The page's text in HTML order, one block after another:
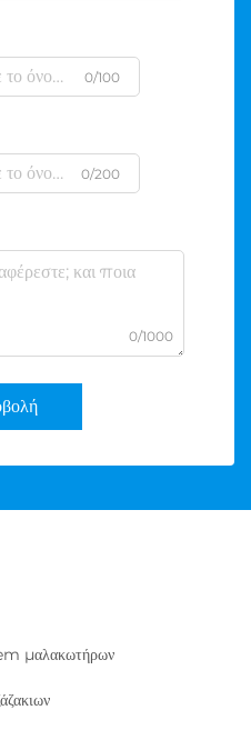
0/100
0/200
0/1000
μαλακωτήρων